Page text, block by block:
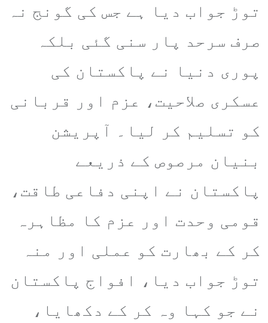
توڑ جواب دیا ہے جس کی گونج نہ
صرف سرحد پار سنی گئی بلکہ
پوری دنیا نے پاکستان کی
عسکری صلاحیت، عزم اور قربانی
کو تسلیم کر لیا۔ آپریشن
بنیان مرصوص کے ذریعے
پاکستان نے اپنی دفاعی طاقت،
قومی وحدت اور عزم کا مظاہرہ
کر کے بھارت کو عملی اور منہ
توڑ جواب دیا، افواج پاکستان
نے جو کہا وہ کر کے دکھایا،